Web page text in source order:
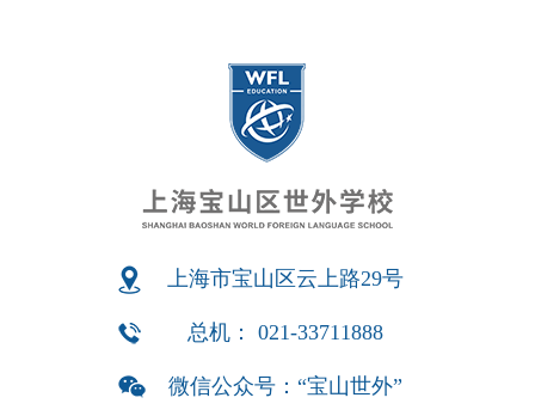
上海市宝山区云上路29号
总机： 021-33711888
微信公众号：“宝山世外”